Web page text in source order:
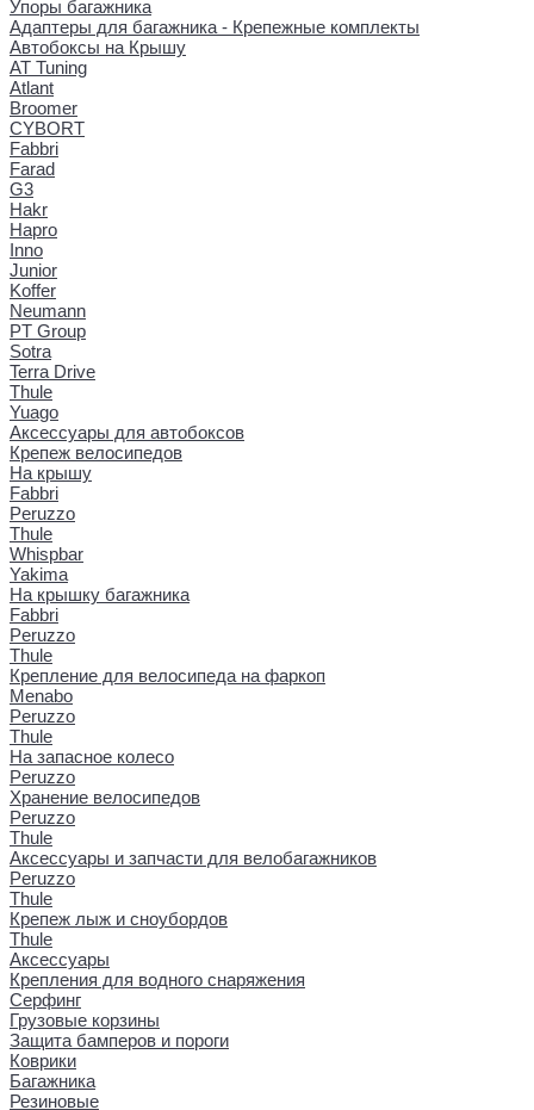
Упоры багажника
Адаптеры для багажника - Крепежные комплекты
Автобоксы на Крышу
AT Tuning
Atlant
Broomer
CYBORT
Fabbri
Farad
G3
Hakr
Hapro
Inno
Junior
Koffer
Neumann
PT Group
Sotra
Terra Drive
Thule
Yuago
Аксессуары для автобоксов
Крепеж велосипедов
На крышу
Fabbri
Peruzzo
Thule
Whispbar
Yakima
На крышку багажника
Fabbri
Peruzzo
Thule
Крепление для велосипеда на фаркоп
Menabo
Peruzzo
Thule
На запасное колесо
Peruzzo
Хранение велосипедов
Peruzzo
Thule
Аксессуары и запчасти для велобагажников
Peruzzo
Thule
Крепеж лыж и сноубордов
Thule
Аксессуары
Крепления для водного снаряжения
Серфинг
Грузовые корзины
Защита бамперов и пороги
Коврики
Багажника
Резиновые